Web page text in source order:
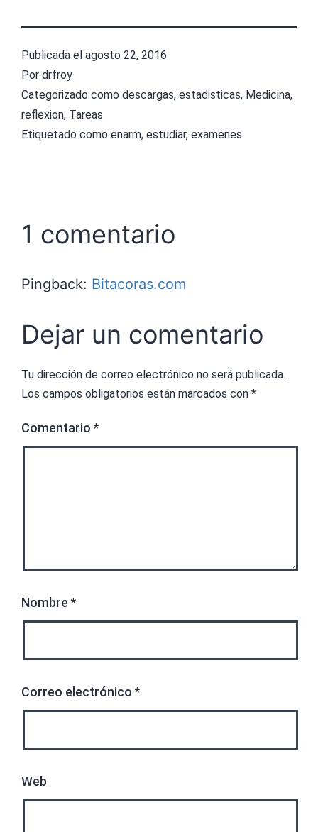
Publicada el agosto 22, 2016
Por drfroy
Categorizado como descargas, estadisticas, Medicina,
reflexion, Tareas
Etiquetado como enarm, estudiar, examenes
1 comentario
Pingback: Bitacoras.com
Dejar un comentario
Tu dirección de correo electrónico no será publicada.
Los campos obligatorios están marcados con *
Comentario *
Nombre *
Correo electrónico *
Web